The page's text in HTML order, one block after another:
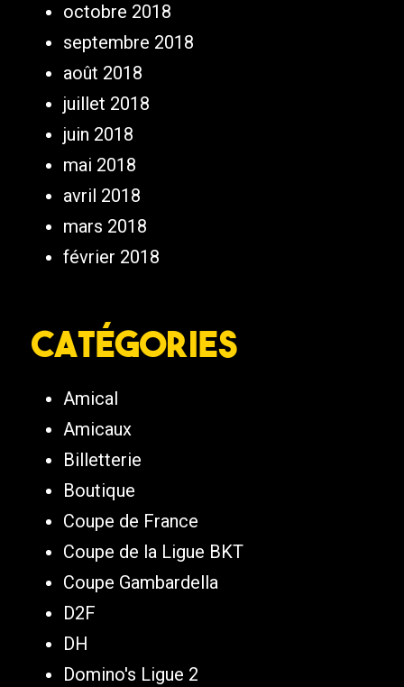
octobre 2018
septembre 2018
août 2018
juillet 2018
juin 2018
mai 2018
avril 2018
mars 2018
février 2018
Catégories
Amical
Amicaux
Billetterie
Boutique
Coupe de France
Coupe de la Ligue BKT
Coupe Gambardella
D2F
DH
Domino's Ligue 2